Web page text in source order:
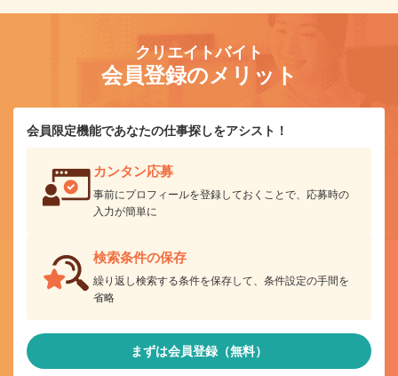
クリエイトバイト
会員登録のメリット
会員限定機能であなたの仕事探しをアシスト！
カンタン応募
事前にプロフィールを登録しておくことで、応募時の
入力が簡単に
検索条件の保存
繰り返し検索する条件を保存して、条件設定の手間を
省略
まずは会員登録（無料）